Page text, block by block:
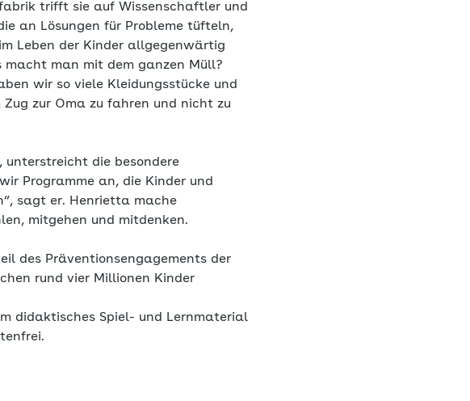
trifft sie auf Wissenschaftler und
an Lösungen für Probleme tüfteln,
Leben der Kinder allgegenwärtig
macht man mit dem ganzen Müll?
wir so viele Kleidungsstücke und
zur Oma zu fahren und nicht zu
unterstreicht die besondere
Programme an, die Kinder und
sagt er. Henrietta mache
mitgehen und mitdenken.
des Präventionsengagements der
rund vier Millionen Kinder
didaktisches Spiel- und Lernmaterial